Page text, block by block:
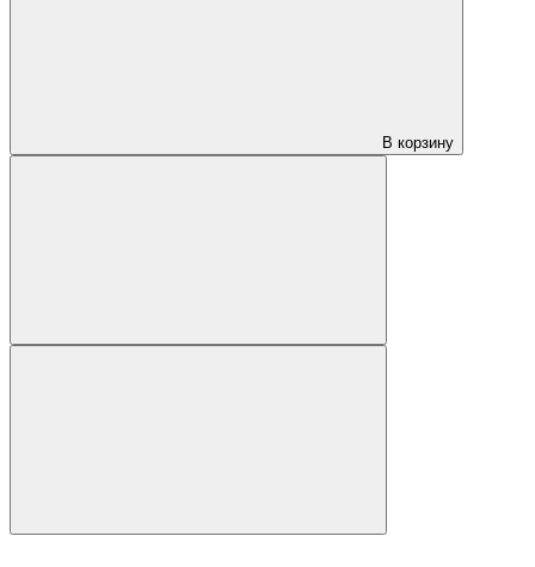
В корзину